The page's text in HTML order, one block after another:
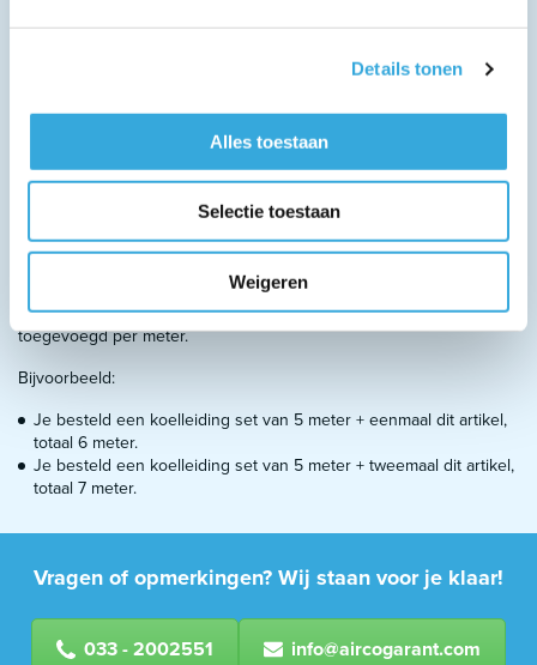
Details tonen
Alles toestaan
Selectie toestaan
Weigeren
Kan alleen besteld worden in overleg.
lengte koelleiding nodig is voor de installatie kunnen wij deze
speciaal voor je op maat maken, deze kan dan bij een set worden
toegevoegd per meter.
Bijvoorbeeld:
Je besteld een koelleiding set van 5 meter + eenmaal dit artikel,
totaal 6 meter.
Je besteld een koelleiding set van 5 meter + tweemaal dit artikel,
totaal 7 meter.
Vragen of opmerkingen? Wij staan voor je klaar!
033 - 2002551 info@aircogarant.com